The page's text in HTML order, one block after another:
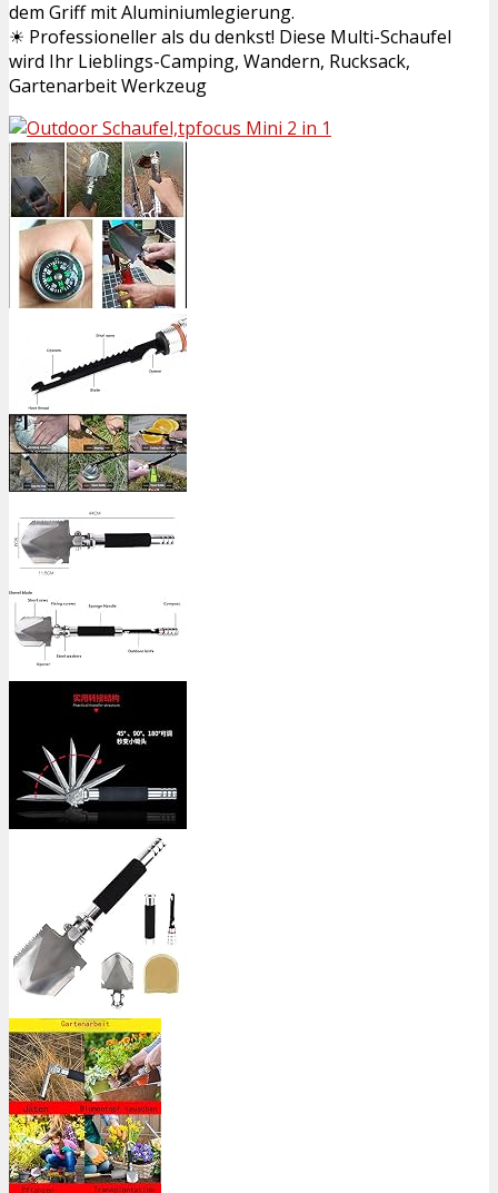
dem Griff mit Aluminiumlegierung.
☀ Professioneller als du denkst! Diese Multi-Schaufel
wird Ihr Lieblings-Camping, Wandern, Rucksack,
Gartenarbeit Werkzeug